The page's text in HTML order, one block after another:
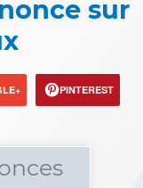
sur
PINTEREST